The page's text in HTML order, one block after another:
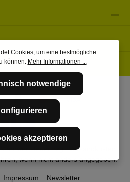
Mehrwertsteuer zzgl.Versandkosten
wenn nicht anders angegeben.
Impressum Newsletter
Cookies, um eine bestmögliche
können. Mehr Informationen ...
notwendige
akzeptieren